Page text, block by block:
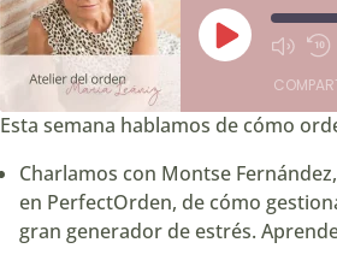
Reproducir
episodioMute/
COMPARTIR
ENLACE
Esta semana hablamos de cómo
Charlamos con Montse
en PerfectOrden, de cómo
gran generador de estrés.